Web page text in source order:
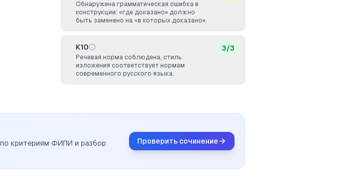
Обнаружена грамматическая ошибка в
конструкции: «где доказано» должно
быть заменено на «в которых доказано».
К10
Речевая норма соблюдена, стиль
изложения соответствует нормам
современного русского языка.
3/3
критериям ФИПИ и разбор
Проверить сочинение